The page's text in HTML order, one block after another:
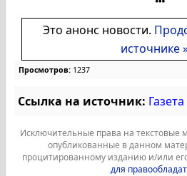
Это анонс новости.
источнике
Просмотров: 1237
Ссылка на источник:
Исключительные права на текстовые
опубликованные в данном
процитированному изданию и/или
для